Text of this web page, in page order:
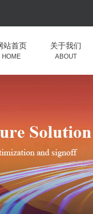
站首页
HOME
关于我们
ABOUT